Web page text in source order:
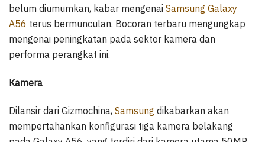
belum diumumkan, kabar mengenai Samsung Galaxy
A56 terus bermunculan. Bocoran terbaru mengungkap
mengenai peningkatan pada sektor kamera dan
performa perangkat ini.
Kamera
Dilansir dari Gizmochina, Samsung dikabarkan akan
mempertahankan konfigurasi tiga kamera belakang